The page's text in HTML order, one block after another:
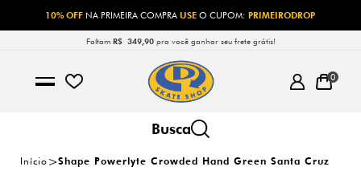
10% OFF NA PRIMEIRA COMPRAUSEO CUPOM:PRIMEIRODROP
Faltam R$ 349,90pra você ganhar seu frete grátis!
0
Início Shape Powerlyte Crowded Hand Green Santa Cruz